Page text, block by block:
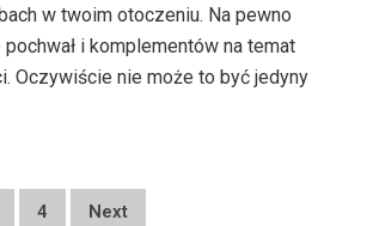
w twoim otoczeniu. Na pewno
i komplementów na temat
Oczywiście nie może to być jedyny
4 Next